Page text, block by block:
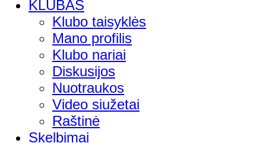
KLUBAS
Klubo taisyklės
Mano profilis
Klubo nariai
Diskusijos
Nuotraukos
Video siužetai
Raštinė
Skelbimai